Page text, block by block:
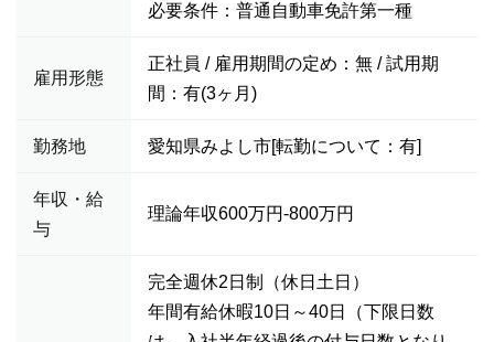
必要条件：普通自動車免許第一種
雇用形態
正社員 / 雇用期間の定め：無 / 試用期
間：有(3ヶ月)
勤務地 愛知県みよし市[転勤について：有]
年収・給
与
理論年収600万円-800万円
完全週休2日制（休日土日）
年間有給休暇10日～40日（下限日数